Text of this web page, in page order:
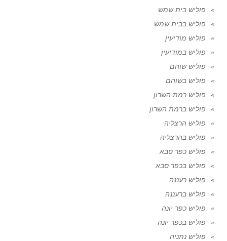
פוליש בית שמש
פוליש בבית שמש
פוליש מודיעין
פוליש במודיעין
פוליש שוהם
פוליש בשוהם
פוליש רמת השרון
פוליש ברמת השרון
פוליש הרצליה
פוליש בהרצליה
פוליש כפר סבא
פוליש בכפר סבא
פוליש רעננה
פוליש ברעננה
פוליש כפר יונה
פוליש בכפר יונה
פוליש נתניה